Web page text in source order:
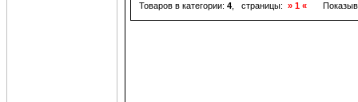
Товаров в категории: 4 , страницы: » 1 «